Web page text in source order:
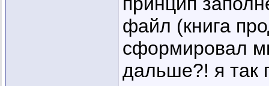
файл (книга
сформировал
дальше?! я так